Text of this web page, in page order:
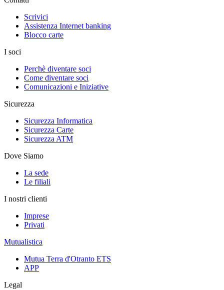
Scrivici
Assistenza Internet banking
Blocco carte
I soci
Perchè diventare soci
Come diventare soci
Comunicazioni e Iniziative
Sicurezza
Sicurezza Informatica
Sicurezza Carte
Sicurezza ATM
Dove Siamo
La sede
Le filiali
I nostri clienti
Imprese
Privati
Mutualistica
Mutua Terra d'Otranto ETS
APP
Legal